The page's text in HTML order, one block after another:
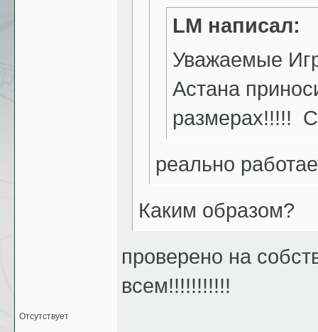
LM написал:
Уважаемые
Астана
размерах!!!!!
реально
Каким образом?
проверено на
всем!!!!!!!!!!!
Отсутствует